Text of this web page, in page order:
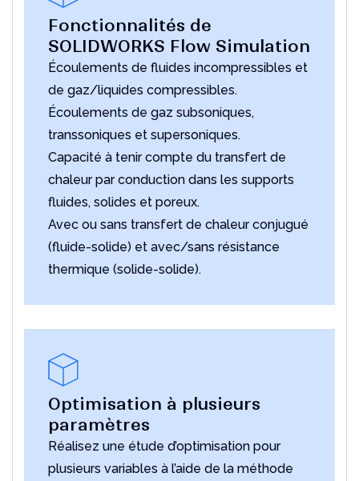
Fonctionnalités de
SOLIDWORKS Flow Simulation
Écoulements de fluides incompressibles et
de gaz/liquides compressibles.
Écoulements de gaz subsoniques,
transsoniques et supersoniques.
Capacité à tenir compte du transfert de
chaleur par conduction dans les supports
fluides, solides et poreux.
Avec ou sans transfert de chaleur conjugué
(fluide-solide) et avec/sans résistance
thermique (solide-solide).
Optimisation à plusieurs
paramètres
Réalisez une étude d’optimisation pour
plusieurs variables à l’aide de la méthode